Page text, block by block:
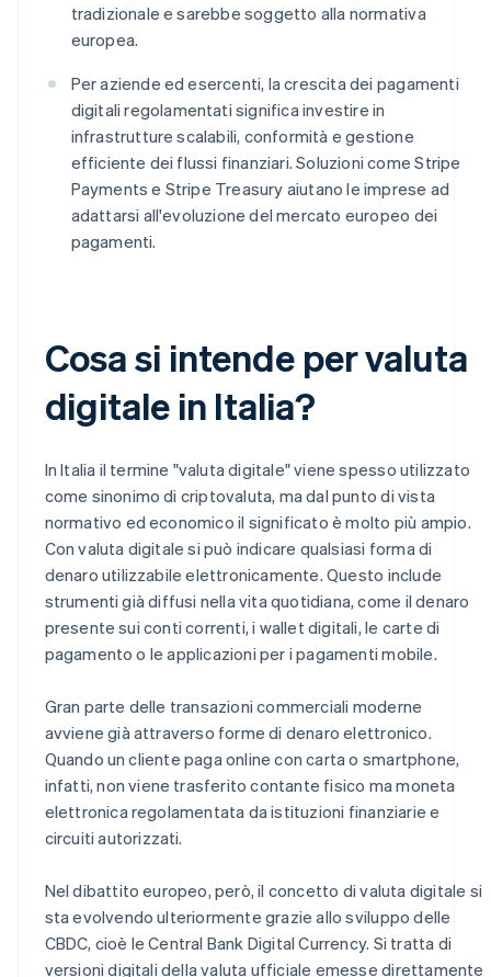
tradizionale e sarebbe soggetto alla normativa
europea.
Per aziende ed esercenti, la crescita dei pagamenti
digitali regolamentati significa investire in
infrastrutture scalabili, conformità e gestione
efficiente dei flussi finanziari. Soluzioni come Stripe
Payments e Stripe Treasury aiutano le imprese ad
adattarsi all'evoluzione del mercato europeo dei
pagamenti.
Cosa si intende per valuta
digitale in Italia?
In Italia il termine "valuta digitale" viene spesso utilizzato
come sinonimo di criptovaluta, ma dal punto di vista
normativo ed economico il significato è molto più ampio.
Con valuta digitale si può indicare qualsiasi forma di
denaro utilizzabile elettronicamente. Questo include
strumenti già diffusi nella vita quotidiana, come il denaro
presente sui conti correnti, i wallet digitali, le carte di
pagamento o le applicazioni per i pagamenti mobile.
Gran parte delle transazioni commerciali moderne
avviene già attraverso forme di denaro elettronico.
Quando un cliente paga online con carta o smartphone,
infatti, non viene trasferito contante fisico ma moneta
elettronica regolamentata da istituzioni finanziarie e
circuiti autorizzati.
Nel dibattito europeo, però, il concetto di valuta digitale si
sta evolvendo ulteriormente grazie allo sviluppo delle
CBDC, cioè le Central Bank Digital Currency. Si tratta di
versioni digitali della valuta ufficiale emesse direttamente